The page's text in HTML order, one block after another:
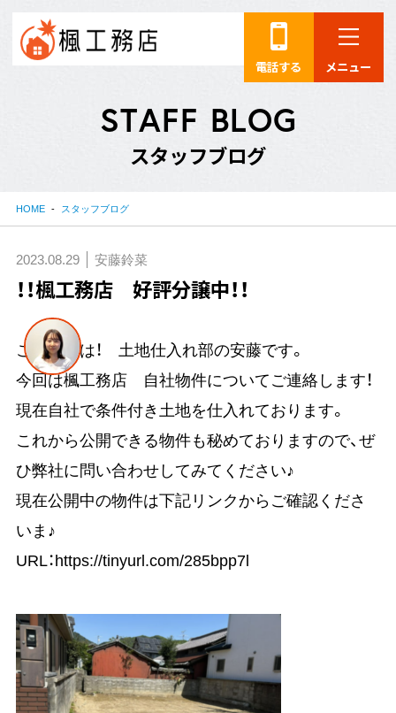
電話する メニュー
STAFF BLOG
スタッフブログ
HOME スタッフブログ
2023.08.29 安藤鈴菜
！！楓工務店 好評分譲中！！
こんにちは！ 土地仕入れ部の安藤です。
今回は楓工務店 自社物件についてご連絡します！
現在自社で条件付き土地を仕入れております。
これから公開できる物件も秘めておりますので、ぜ
ひ弊社に問い合わせしてみてください♪
現在公開中の物件は下記リンクからご確認くださ
いま♪
URL：https://tinyurl.com/285bpp7l